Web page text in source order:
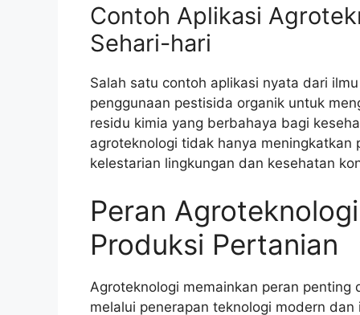
Contoh Aplikasi
Sehari-hari
Salah satu contoh aplikasi nyata dari
penggunaan pestisida organik untuk
residu kimia yang berbahaya bagi
agroteknologi tidak hanya
kelestarian lingkungan dan kesehatan
Peran
Produksi Pertanian
Agroteknologi memainkan peran
melalui penerapan teknologi modern